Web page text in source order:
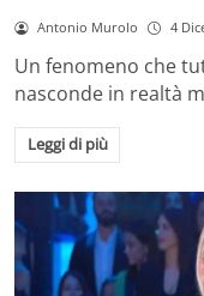
Antonio Murolo 4
Un fenomeno che
nasconde in realtà
Leggi di più